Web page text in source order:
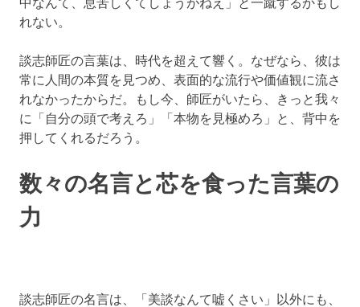
れない。
談志師匠の言葉は、時代を超えて響く。なぜなら、彼は
常に人間の本質を見つめ、表面的な流行や価値観に流さ
れなかったからだ。もし今、師匠がいたら、きっと我々
に「自分の頭で考えろ」「本物を見極めろ」と、背中を
押してくれるだろう。
数々の名言と芯を食った言葉の
力
談志師匠の名言は、「美談なんて嘘くさい」以外にも、